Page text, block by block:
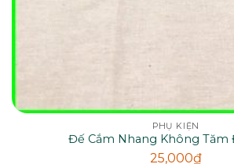
PHỤ KIỆN
Đế Cắm Nhang Không Tăm
25,000₫